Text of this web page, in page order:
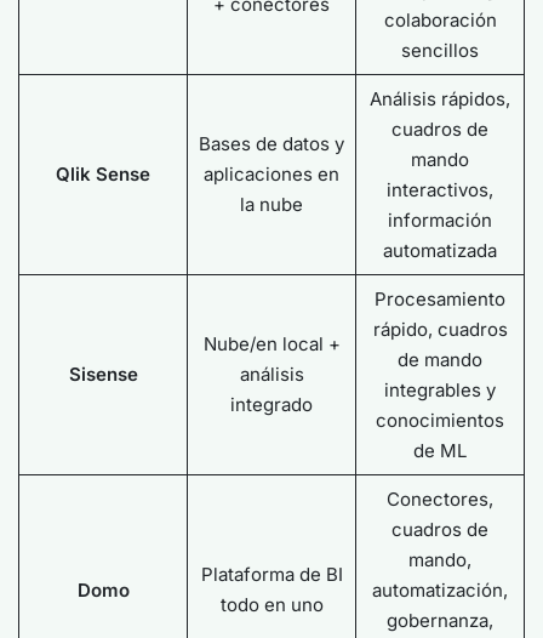
colaboración
sencillos
Qlik Sense
Bases de datos y
aplicaciones en
la nube
Análisis rápidos,
cuadros de
mando
interactivos,
información
automatizada
Sisense
Nube/en local +
análisis
integrado
Procesamiento
rápido, cuadros
de mando
integrables y
conocimientos
de ML
Domo
Plataforma de BI
todo en uno
Conectores,
cuadros de
mando,
automatización,
gobernanza,